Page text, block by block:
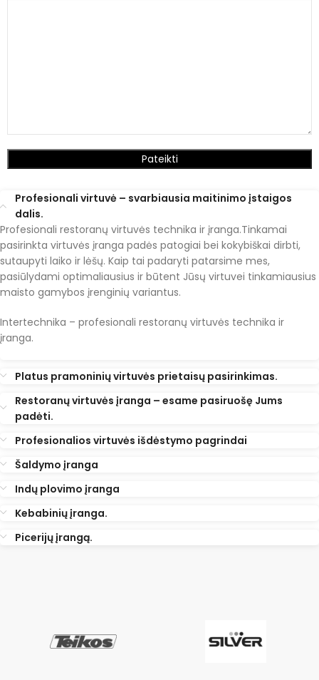
Profesionali virtuvė – svarbiausia maitinimo įstaigos
dalis.
Profesionali restoranų virtuvės technika ir įranga.Tinkamai
pasirinkta virtuvės įranga padės patogiai bei kokybiškai dirbti,
sutaupyti laiko ir lėšų. Kaip tai padaryti patarsime mes,
pasiūlydami optimaliausius ir būtent Jūsų virtuvei tinkamiausius
maisto gamybos įrenginių variantus.
Intertechnika – profesionali restoranų virtuvės technika ir
įranga.
Platus pramoninių virtuvės prietaisų pasirinkimas.
Restoranų virtuvės įranga – esame pasiruošę Jums
padėti.
Profesionalios virtuvės išdėstymo pagrindai
Šaldymo įranga
Indų plovimo įranga
Kebabinių įranga.
Picerijų įrangą.